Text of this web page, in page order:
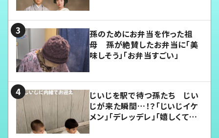
孫のためにお弁当を作った祖
母 孫が絶賛したお弁当に「美
味しそう」「お弁当すごい」
じいじを駅で待つ孫たち じい
じが来た瞬間…！？「じいじイケ
メン」「デレッデレ」「嬉しくて可